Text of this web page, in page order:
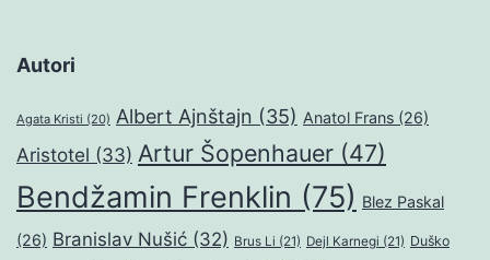
Autori
Agata Kristi (20) Albert Ajnštajn (35) Anatol Frans (26)
Aristotel (33) Artur Šopenhauer (47)
Bendžamin Frenklin (75) Blez Paskal
(26) Branislav Nušić (32) Brus Li (21) Dejl Karnegi (21) Duško